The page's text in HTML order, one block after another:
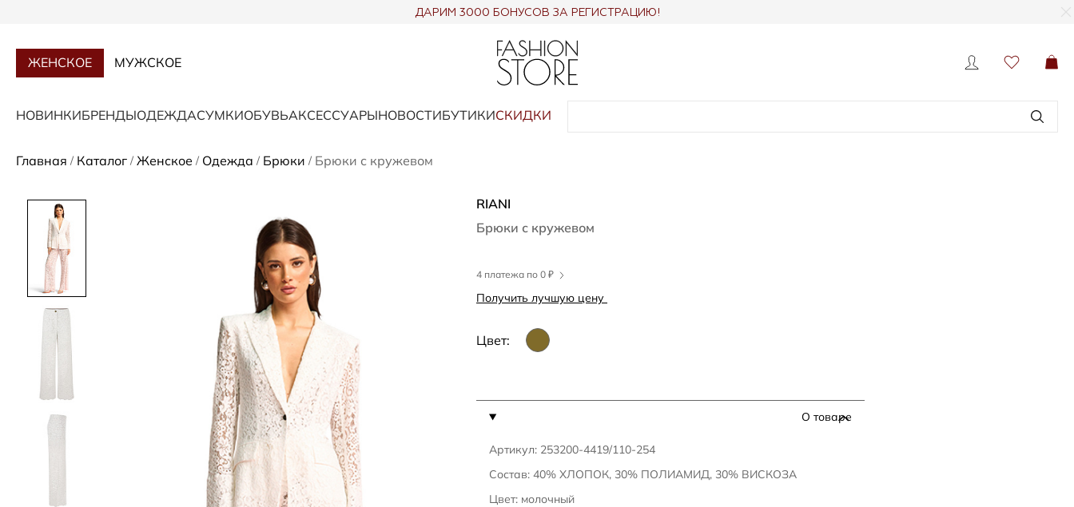
ДАРИМ 3000 БОНУСОВ ЗА РЕГИСТРАЦИЮ!
ЖЕНСКОЕ МУЖСКОЕ
НОВИНКИБРЕНДЫОДЕЖДАСУМКИОБУВЬАКСЕССУАРЫНОВОСТИБУТИКИСКИДКИ
Главная / Каталог / Женское / Одежда / Брюки / Брюки с кружевом
RIANI
Брюки с кружевом
4 платежа по 0 ₽
Получить лучшую цену
Цвет:
О товаре
Артикул: 253200-4419/110-254
Состав: 40% ХЛОПОК, 30% ПОЛИАМИД, 30% ВИСКОЗА
Цвет: молочный